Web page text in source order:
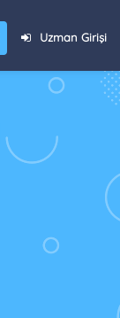
Uzman Girişi